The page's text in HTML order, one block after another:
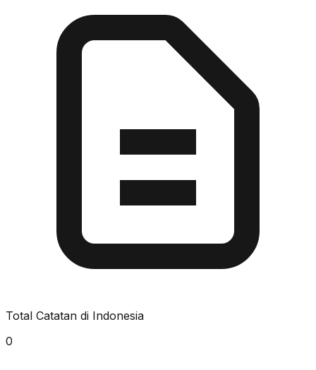
Total Catatan di Indonesia
0